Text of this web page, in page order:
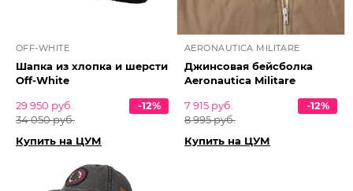
OFF-WHITE
Шапка из хлопка и шерсти
Off-White
29 950 руб.
34 050 руб.
-12%
Купить на ЦУМ
AERONAUTICA MILITARE
Джинсовая бейсболка
Aeronautica Militare
7 915 руб.
8 995 руб.
-12%
Купить на ЦУМ